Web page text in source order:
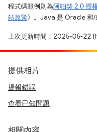
程式碼範例則為阿帕契 2.0 授
站政策》。Java 是 Oracle 和/
上次更新時間：2025-05-22 (
提供相片
提報錯誤
查看已知問題